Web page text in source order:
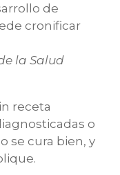
de
cronificar
la Salud
receta
o
se cura bien, y